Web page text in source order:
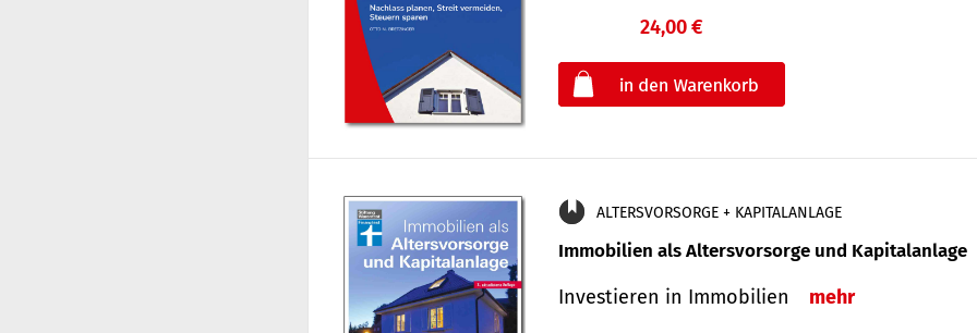
24,00 €
ALTERSVORSORGE + KAPITALANLAGE
Immobilien als Altersvorsorge und Kapitalanlage
Investieren in Immobilien mehr